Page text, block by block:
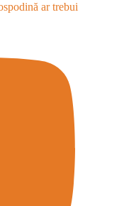
ar trebui